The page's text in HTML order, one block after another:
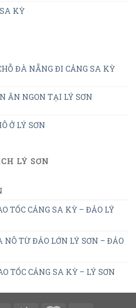
KỲ
ĐÀ NẴNG ĐI CẢNG SA KỲ
ĂN NGON TẠI LÝ SƠN
Ở LÝ SƠN
LÝ SƠN
TỐC CẢNG SA KỲ – ĐẢO LÝ
NÔ TỪ ĐẢO LỚN LÝ SƠN – ĐẢO
TỐC CẢNG SA KỲ – LÝ SƠN